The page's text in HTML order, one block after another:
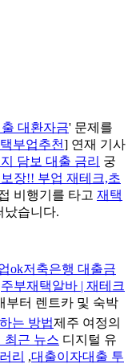
대환자금' 문제를
부업추천] 연재 기사
담보 대출 금리 궁
장!! 부업 재테크,초
비행기를 타고 재택
났습니다.
ok저축은행 대출금
주부재택알바 | 재테크
부터 렌트카 및 숙박
는 방법제주 여정의
최근 뉴스 디지털 유
리 ,대출이자대출 투